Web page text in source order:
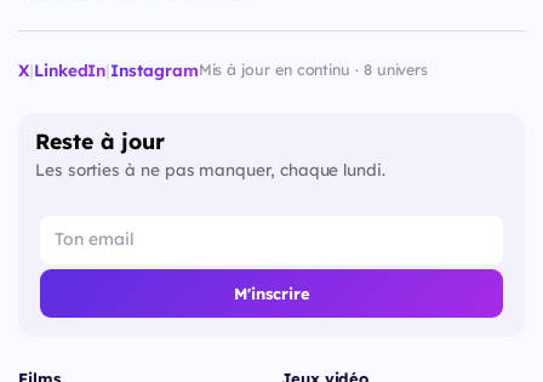
X|LinkedIn|InstagramMis à jour en continu · 8 univers
Reste à jour
Les sorties à ne pas manquer, chaque lundi.
M'inscrire
Films Jeux vidéo